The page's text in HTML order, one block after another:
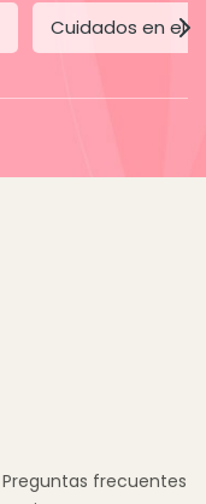
Cuidados en el
Preguntas frecuentes